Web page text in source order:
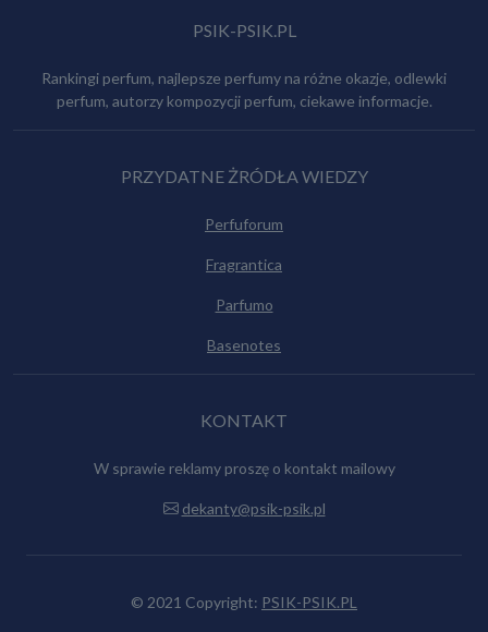
PSIK-PSIK.PL
Rankingi perfum, najlepsze perfumy na różne okazje, odlewki
perfum, autorzy kompozycji perfum, ciekawe informacje.
PRZYDATNE ŻRÓDŁA WIEDZY
Perfuforum
Fragrantica
Parfumo
Basenotes
KONTAKT
W sprawie reklamy proszę o kontakt mailowy
dekanty@psik-psik.pl
© 2021 Copyright: PSIK-PSIK.PL